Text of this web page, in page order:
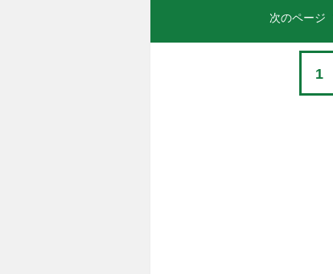
次のページ
1